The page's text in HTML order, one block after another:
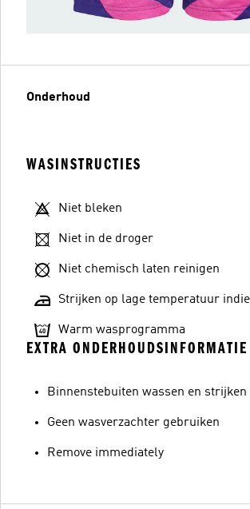
Onderhoud
WASINSTRUCTIES
Niet bleken
Niet in de droger
Niet chemisch laten reinigen
Strijken op lage temperatuur
Warm wasprogramma
EXTRA ONDERHOUDSINFORMATIE
Binnenstebuiten wassen en strijken
Geen wasverzachter gebruiken
Remove immediately